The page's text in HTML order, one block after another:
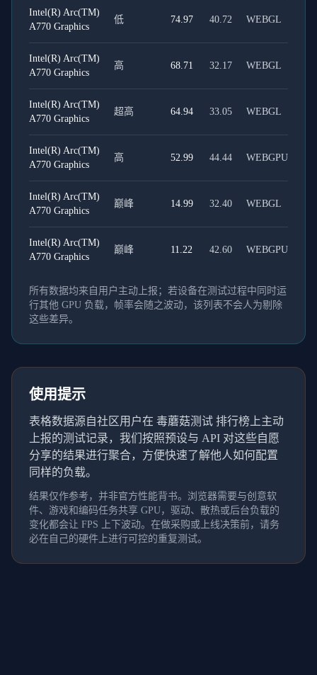
Intel(R) Arc(TM)
A770 Graphics
低 74.97 40.72 WEBGL
Intel(R) Arc(TM)
A770 Graphics
高 68.71 32.17 WEBGL
Intel(R) Arc(TM)
A770 Graphics
超高 64.94 33.05 WEBGL
Intel(R) Arc(TM)
A770 Graphics
高 52.99 44.44 WEBGPU
Intel(R) Arc(TM)
A770 Graphics
巅峰 14.99 32.40 WEBGL
Intel(R) Arc(TM)
A770 Graphics
巅峰 11.22 42.60 WEBGPU
所有数据均来自用户主动上报；若设备在测试过程中同时运
行其他 GPU 负载，帧率会随之波动，该列表不会人为剔除
这些差异。
使用提示
表格数据源自社区用户在 毒蘑菇测试 排行榜上主动
上报的测试记录，我们按照预设与 API 对这些自愿
分享的结果进行聚合，方便快速了解他人如何配置
同样的负载。
结果仅作参考，并非官方性能背书。浏览器需要与创意软
件、游戏和编码任务共享 GPU，驱动、散热或后台负载的
变化都会让 FPS 上下波动。在做采购或上线决策前，请务
必在自己的硬件上进行可控的重复测试。